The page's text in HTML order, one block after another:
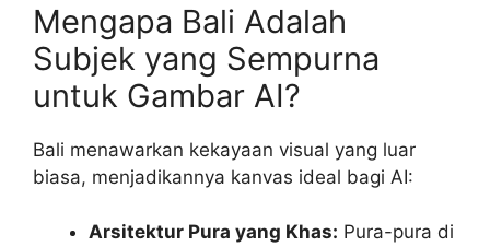
Mengapa Bali Adalah
Subjek yang Sempurna
untuk Gambar AI?
Bali menawarkan kekayaan visual yang luar
biasa, menjadikannya kanvas ideal bagi AI:
Arsitektur Pura yang Khas: Pura-pura di